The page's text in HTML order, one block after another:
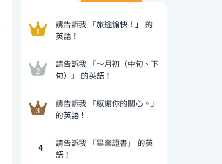
請告訴我 「旅途愉快！」 的
英語！
請告訴我 「〜月初（中旬、下
旬）」 的英語！
請告訴我 「感謝你的關心。」
的英語！
4
請告訴我 「畢業證書」 的英
語！